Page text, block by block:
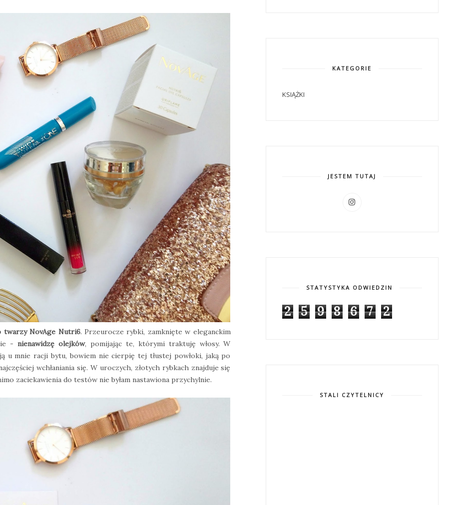
twarzy NovAge Nutri6. Przeurocze rybki, zamknięte w eleganckim
- nienawidzę olejków, pomijając te, którymi traktuję włosy. W
u mnie racji bytu, bowiem nie cierpię tej tłustej powłoki, jaką po
wchłaniania się. W uroczych, złotych rybkach znajduje się
zaciekawienia do testów nie byłam nastawiona przychylnie.
KATEGORIE
KSIĄŻKI
JESTEM TUTAJ
STATYSTYKA ODWIEDZIN
2 5 9 8 6 7 2
STALI CZYTELNICY